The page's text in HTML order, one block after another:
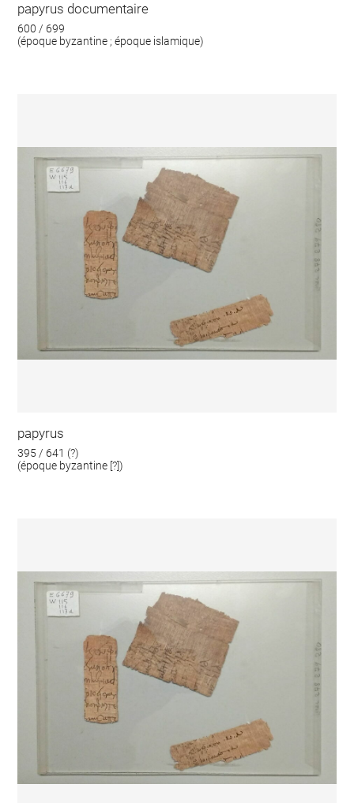
papyrus documentaire
600 / 699
(époque byzantine ; époque islamique)
papyrus
395 / 641 (?)
(époque byzantine [?])